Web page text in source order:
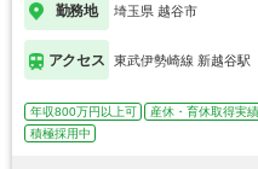
勤務地 埼玉県 越谷市
アクセス 東武伊勢崎線 新越谷駅
年収800万円以上可 産休・育休取得実
積極採用中